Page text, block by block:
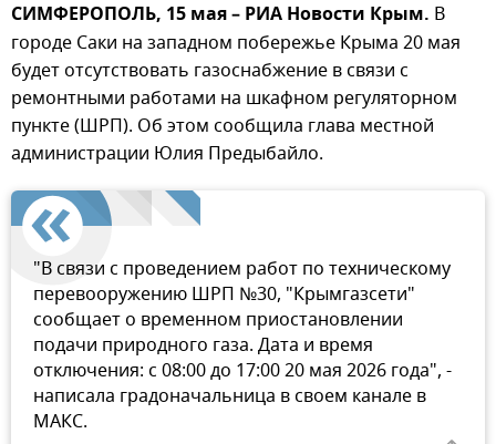
СИМФЕРОПОЛЬ, 15 мая – РИА Новости Крым. В
городе Саки на западном побережье Крыма 20 мая
будет отсутствовать газоснабжение в связи с
ремонтными работами на шкафном регуляторном
пункте (ШРП). Об этом сообщила глава местной
администрации Юлия Предыбайло.
"В связи с проведением работ по техническому
перевооружению ШРП №30, "Крымгазсети"
сообщает о временном приостановлении
подачи природного газа. Дата и время
отключения: с 08:00 до 17:00 20 мая 2026 года", -
написала градоначальница в своем канале в
МАКС.